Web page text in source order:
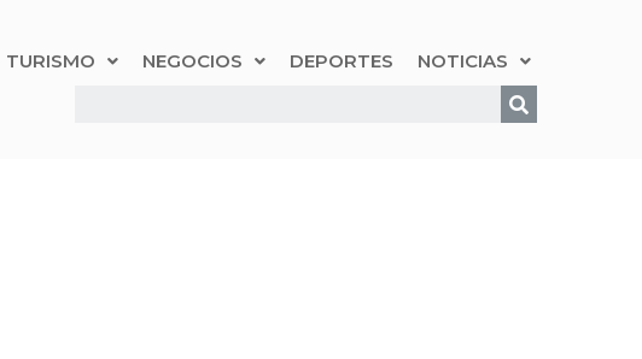
TURISMO NEGOCIOS DEPORTES NOTICIAS